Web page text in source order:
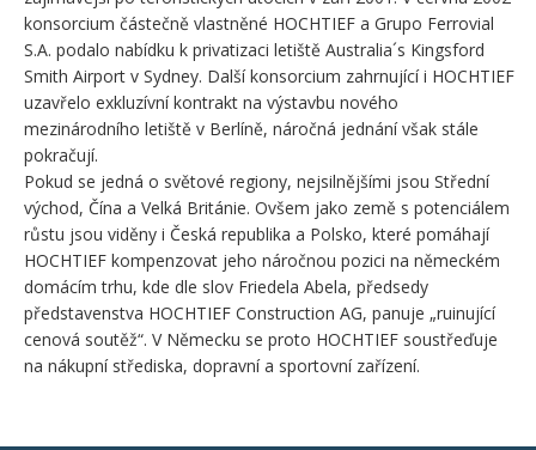
konsorcium částečně vlastněné HOCHTIEF a Grupo Ferrovial
S.A. podalo nabídku k privatizaci letiště Australia´s Kingsford
Smith Airport v Sydney. Další konsorcium zahrnující i HOCHTIEF
uzavřelo exkluzívní kontrakt na výstavbu nového
mezinárodního letiště v Berlíně, náročná jednání však stále
pokračují.
Pokud se jedná o světové regiony, nejsilnějšími jsou Střední
východ, Čína a Velká Británie. Ovšem jako země s potenciálem
růstu jsou viděny i Česká republika a Polsko, které pomáhají
HOCHTIEF kompenzovat jeho náročnou pozici na německém
domácím trhu, kde dle slov Friedela Abela, předsedy
představenstva HOCHTIEF Construction AG, panuje „ruinující
cenová soutěž“. V Německu se proto HOCHTIEF soustřeďuje
na nákupní střediska, dopravní a sportovní zařízení.